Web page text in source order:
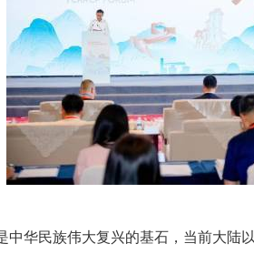
中华民族伟大复兴的基石，当前大陆